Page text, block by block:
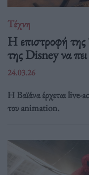
Τέχνη
Η επιστροφή της
της Disney να πει
24.03.26
Η Βαϊάνα έρχεται live-
του animation.